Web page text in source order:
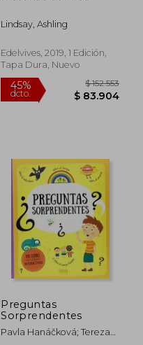
30%
dcto.
$
$
Lindsay, Ashling
Edelvives, 2019, 1 Edición,
Tapa Dura, Nuevo
Preguntas
Sorprendentes
Pavla Hanáčková; Tereza